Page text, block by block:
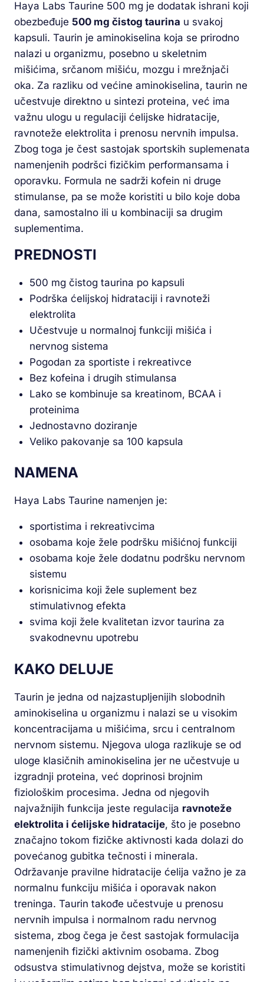
Haya Labs Taurine 500 mg je dodatak ishrani koji
obezbeđuje 500 mg čistog taurina u svakoj
kapsuli. Taurin je aminokiselina koja se prirodno
nalazi u organizmu, posebno u skeletnim
mišićima, srčanom mišiću, mozgu i mrežnjači
oka. Za razliku od većine aminokiselina, taurin ne
učestvuje direktno u sintezi proteina, već ima
važnu ulogu u regulaciji ćelijske hidratacije,
ravnoteže elektrolita i prenosu nervnih impulsa.
Zbog toga je čest sastojak sportskih suplemenata
namenjenih podršci fizičkim performansama i
oporavku. Formula ne sadrži kofein ni druge
stimulanse, pa se može koristiti u bilo koje doba
dana, samostalno ili u kombinaciji sa drugim
suplementima.
PREDNOSTI
500 mg čistog taurina po kapsuli
Podrška ćelijskoj hidrataciji i ravnoteži
elektrolita
Učestvuje u normalnoj funkciji mišića i
nervnog sistema
Pogodan za sportiste i rekreativce
Bez kofeina i drugih stimulansa
Lako se kombinuje sa kreatinom, BCAA i
proteinima
Jednostavno doziranje
Veliko pakovanje sa 100 kapsula
NAMENA
Haya Labs Taurine namenjen je:
sportistima i rekreativcima
osobama koje žele podršku mišićnoj funkciji
osobama koje žele dodatnu podršku nervnom
sistemu
korisnicima koji žele suplement bez
stimulativnog efekta
svima koji žele kvalitetan izvor taurina za
svakodnevnu upotrebu
KAKO DELUJE
Taurin je jedna od najzastupljenijih slobodnih
aminokiselina u organizmu i nalazi se u visokim
koncentracijama u mišićima, srcu i centralnom
nervnom sistemu. Njegova uloga razlikuje se od
uloge klasičnih aminokiselina jer ne učestvuje u
izgradnji proteina, već doprinosi brojnim
fiziološkim procesima. Jedna od njegovih
najvažnijih funkcija jeste regulacija ravnoteže
elektrolita i ćelijske hidratacije, što je posebno
značajno tokom fizičke aktivnosti kada dolazi do
povećanog gubitka tečnosti i minerala.
Održavanje pravilne hidratacije ćelija važno je za
normalnu funkciju mišića i oporavak nakon
treninga. Taurin takođe učestvuje u prenosu
nervnih impulsa i normalnom radu nervnog
sistema, zbog čega je čest sastojak formulacija
namenjenih fizički aktivnim osobama. Zbog
odsustva stimulativnog dejstva, može se koristiti